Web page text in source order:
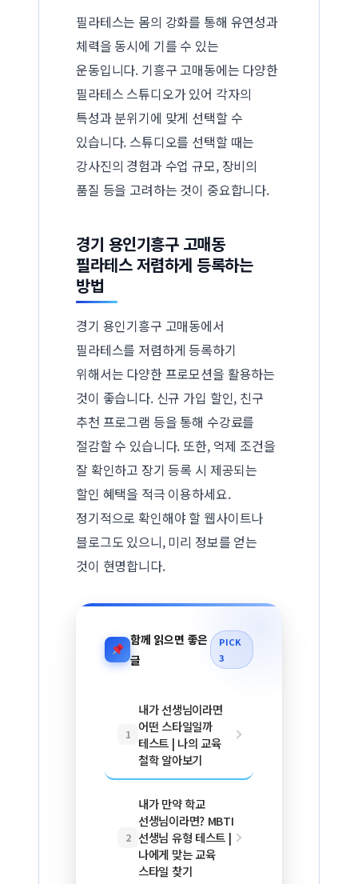
필라테스는 몸의 강화를 통해 유연성과
체력을 동시에 기를 수 있는
운동입니다. 기흥구 고매동에는 다양한
필라테스 스튜디오가 있어 각자의
특성과 분위기에 맞게 선택할 수
있습니다. 스튜디오를 선택할 때는
강사진의 경험과 수업 규모, 장비의
품질 등을 고려하는 것이 중요합니다.
경기 용인기흥구 고매동
필라테스 저렴하게 등록하는
방법
경기 용인기흥구 고매동에서
필라테스를 저렴하게 등록하기
위해서는 다양한 프로모션을 활용하는
것이 좋습니다. 신규 가입 할인, 친구
추천 프로그램 등을 통해 수강료를
절감할 수 있습니다. 또한, 억제 조건을
잘 확인하고 장기 등록 시 제공되는
할인 혜택을 적극 이용하세요.
정기적으로 확인해야 할 웹사이트나
블로그도 있으니, 미리 정보를 얻는
것이 현명합니다.
함께 읽으면 좋은
글
PICK
3
1
내가 선생님이라면
어떤 스타일일까
테스트 | 나의 교육
철학 알아보기
2
내가 만약 학교
선생님이라면? MBTI
선생님 유형 테스트 |
나에게 맞는 교육
스타일 찾기